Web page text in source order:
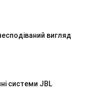
вигляд
системи JBL